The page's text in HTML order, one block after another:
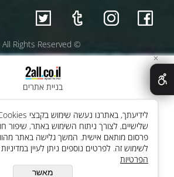
© All Rights Reserved
בניית אתרים
✕
שלישיים, לצורך ניתוח השימוש באתר, שיפור
פרסום מותאם אישית. המשך גלישה באתר
לשימוש זה. לפרטים נוספים ניתן לעיין
הפרטיות
מאשר